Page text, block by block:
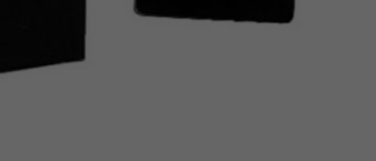
хотите просматривать наш сайт?